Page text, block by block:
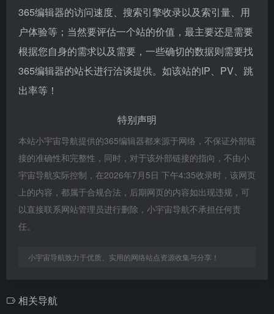
365编辑器的访问速度、搜索引擎收录以及索引量、用
户体验等；当然要评估一个站的价值，最主要还是需要
根据您自身的需求以及需要，一些确切的数据则需要找
365编辑器的站长进行洽谈提供。如该站的IP、PV、跳
出率等！
特别声明
本站小宇宙导航提供的365编辑器都来源于网络，不保证外部链
接的准确性和完整性，同时，对于该外部链接的指向，不由小
宇宙导航实际控制，在2026年7月5日 下午4:35收录时，该网页
上的内容，都属于合规合法，后期网页的内容如出现违规，可
以直接联系网站管理员进行删除，小宇宙导航不承担任何责
任。
小宇宙导航致力于优质、实用的网络站点资源收集与分享！
相关导航